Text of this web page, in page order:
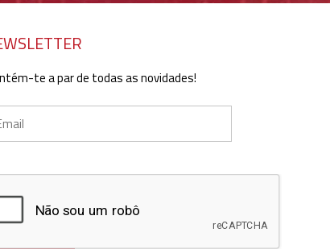
te a par de todas as novidades!